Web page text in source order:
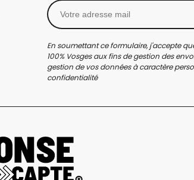
En soumettant ce formulaire, j'accepte
100% Vosges aux fins de gestion des
gestion de vos données à caractère
confidentialité